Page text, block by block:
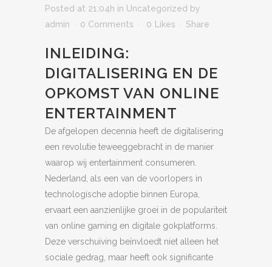
Posted at 21:04h in Uncategorized by
admin
0 Comments 0 Likes Share
INLEIDING:
DIGITALISERING EN DE
OPKOMST VAN ONLINE
ENTERTAINMENT
De afgelopen decennia heeft de digitalisering
een revolutie teweeggebracht in de manier
waarop wij entertainment consumeren.
Nederland, als een van de voorlopers in
technologische adoptie binnen Europa,
ervaart een aanzienlijke groei in de populariteit
van online gaming en digitale gokplatforms.
Deze verschuiving beïnvloedt niet alleen het
sociale gedrag, maar heeft ook significante